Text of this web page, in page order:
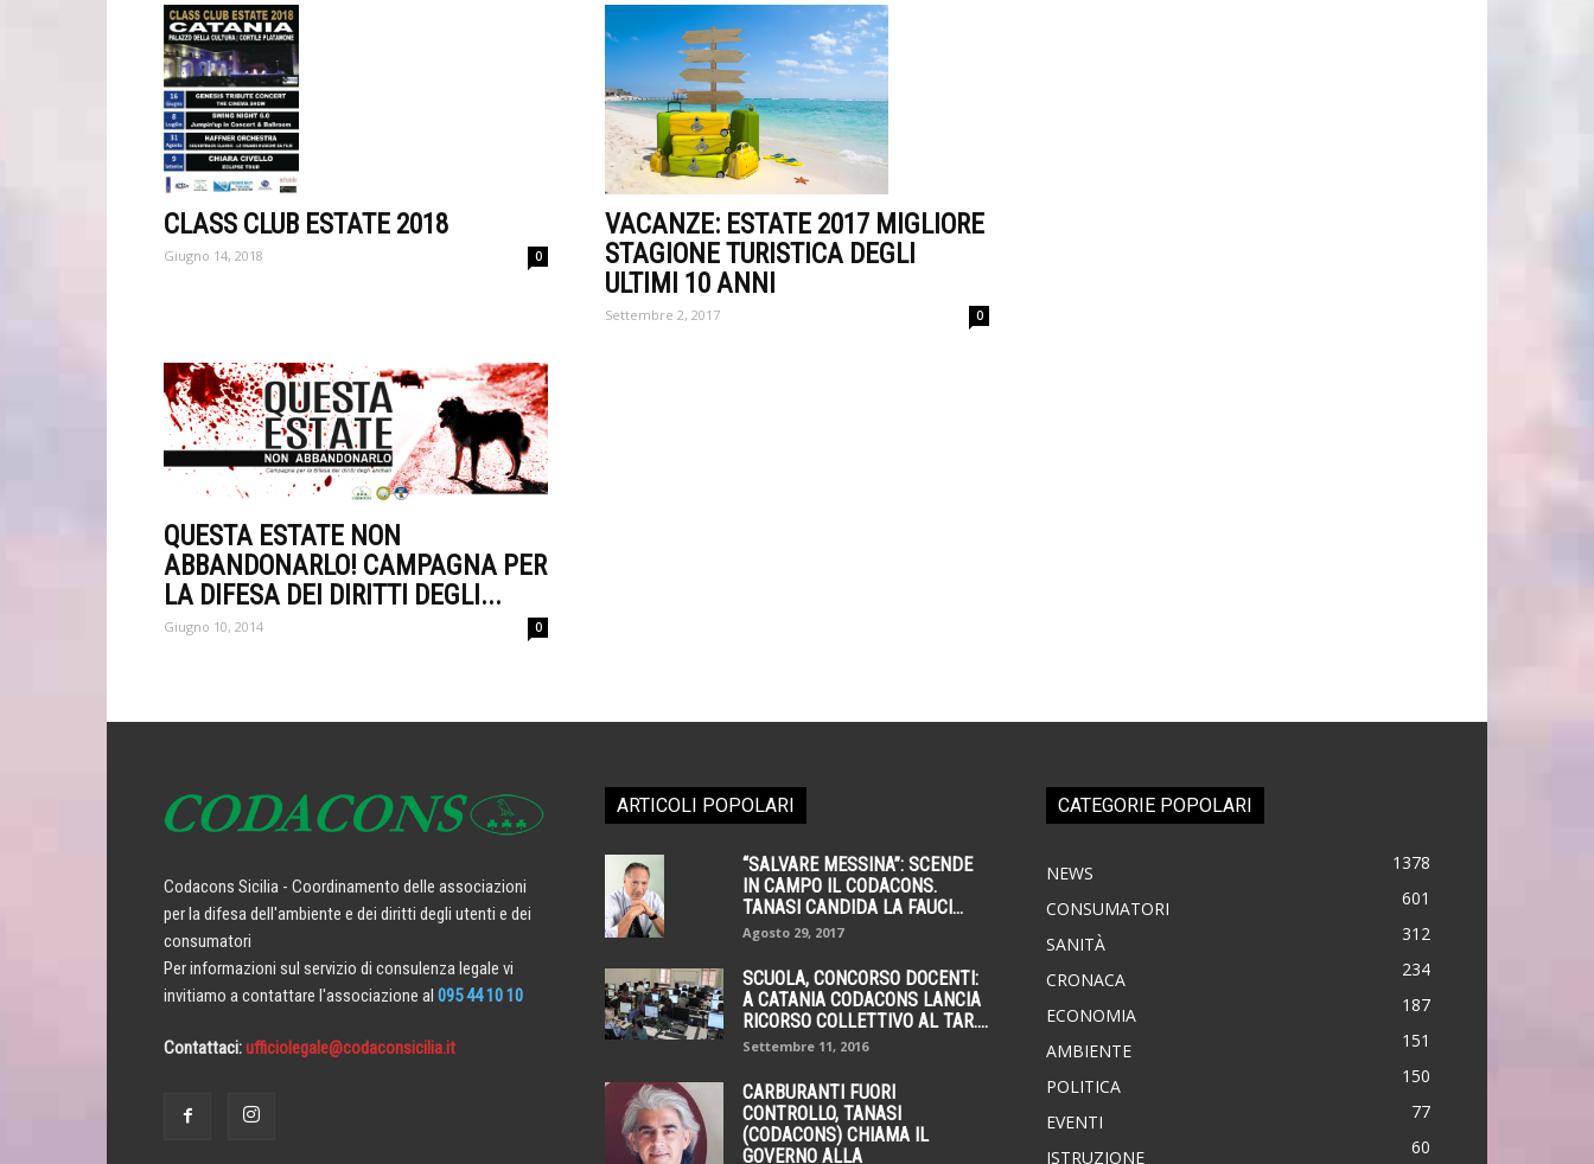
CLASS CLUB ESTATE 2018
Giugno 14, 2018 0
VACANZE: ESTATE 2017 MIGLIORE
STAGIONE TURISTICA DEGLI
ULTIMI 10 ANNI
Settembre 2, 2017 0
QUESTA ESTATE NON
ABBANDONARLO! CAMPAGNA PER
LA DIFESA DEI DIRITTI DEGLI...
Giugno 10, 2014 0
Codacons Sicilia - Coordinamento delle associazioni
per la difesa dell'ambiente e dei diritti degli utenti e dei
consumatori
Per informazioni sul servizio di consulenza legale vi
invitiamo a contattare l'associazione al 095 44 10 10
Contattaci:ufficiolegale@codaconsicilia.it
ARTICOLI POPOLARI
“SALVARE MESSINA”: SCENDE
IN CAMPO IL CODACONS.
TANASI CANDIDA LA FAUCI...
Agosto 29, 2017
SCUOLA, CONCORSO DOCENTI:
A CATANIA CODACONS LANCIA
RICORSO COLLETTIVO AL TAR....
Settembre 11, 2016
CARBURANTI FUORI
CONTROLLO, TANASI
(CODACONS) CHIAMA IL
GOVERNO ALLA
CATEGORIE POPOLARI
NEWS 1378
CONSUMATORI 601
SANITÀ 312
CRONACA 234
ECONOMIA 187
AMBIENTE 151
POLITICA 150
EVENTI 77
ISTRUZIONE 60